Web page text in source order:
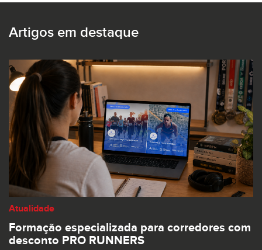
Artigos em destaque
Atualidade
Formação especializada para corredores com
desconto PRO RUNNERS